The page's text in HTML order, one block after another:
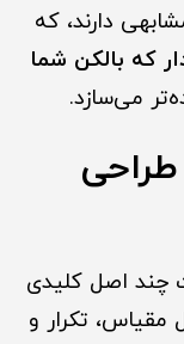
دارند، که
که بالکن شما
می‌سازد.
چند اصل کلیدی
تکرار و